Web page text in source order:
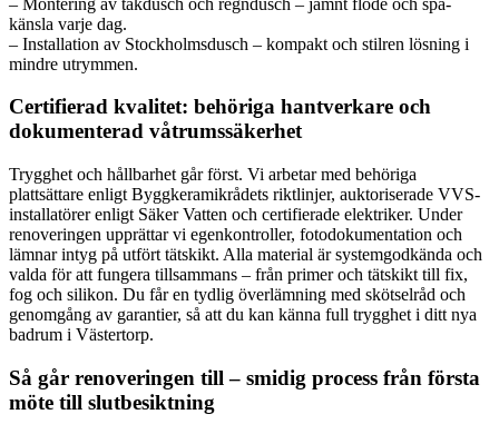
känsla varje dag.
– Installation av Stockholmsdusch – kompakt och stilren lösning i
mindre utrymmen.
Certifierad kvalitet: behöriga hantverkare och
dokumenterad våtrumssäkerhet
Trygghet och hållbarhet går först. Vi arbetar med behöriga
plattsättare enligt Byggkeramikrådets riktlinjer, auktoriserade VVS-
installatörer enligt Säker Vatten och certifierade elektriker. Under
renoveringen upprättar vi egenkontroller, fotodokumentation och
lämnar intyg på utfört tätskikt. Alla material är systemgodkända och
valda för att fungera tillsammans – från primer och tätskikt till fix,
fog och silikon. Du får en tydlig överlämning med skötselråd och
genomgång av garantier, så att du kan känna full trygghet i ditt nya
badrum i Västertorp.
Så går renoveringen till – smidig process från första
möte till slutbesiktning